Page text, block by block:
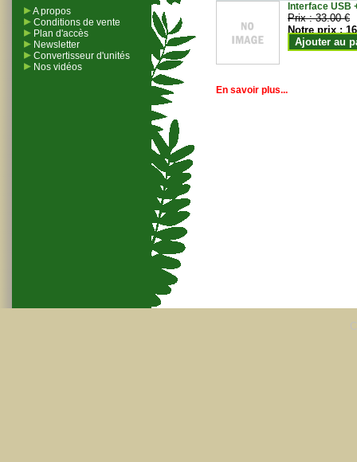
A propos
Conditions de vente
Plan d'accès
Newsletter
Convertisseur d'unités
Nos vidéos
Interface USB
Prix :33.00 €
Notre prix :
Ajouter au
En savoir plus...